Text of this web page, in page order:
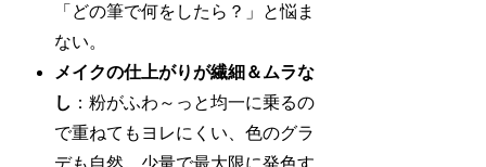
「どの筆で何をしたら？」と悩ま
ない。
メイクの仕上がりが繊細＆ムラな
し ：粉がふわ～っと均一に乗るの
で重ねてもヨレにくい、色のグラ
デも自然。少量で最大限に発色す